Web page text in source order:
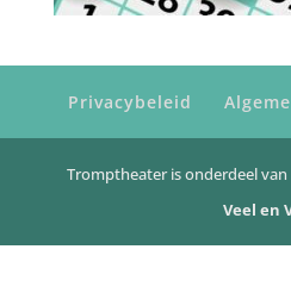
Privacybeleid
Tromptheater is onderdeel van
Veel en